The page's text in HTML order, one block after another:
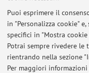
Puoi esprimere il
in "Personalizza cookie"
specifici in "Mostra
Potrai sempre rivedere le
rientrando nella sezione
Per maggiori informazioni
Al